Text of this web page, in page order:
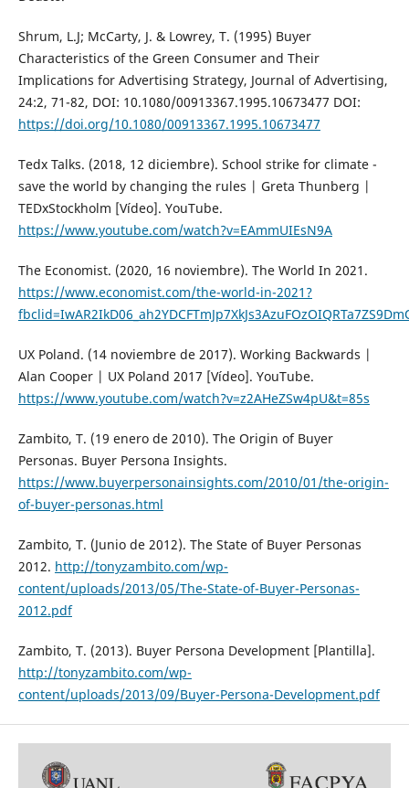
Shrum, L.J; McCarty, J. & Lowrey, T. (1995) Buyer
Characteristics of the Green Consumer and Their
Implications for Advertising Strategy, Journal of Advertising,
24:2, 71-82, DOI: 10.1080/00913367.1995.10673477 DOI:
https://doi.org/10.1080/00913367.1995.10673477
Tedx Talks. (2018, 12 diciembre). School strike for climate -
save the world by changing the rules | Greta Thunberg |
TEDxStockholm [Vídeo]. YouTube.
https://www.youtube.com/watch?v=EAmmUIEsN9A
The Economist. (2020, 16 noviembre). The World In 2021.
https://www.economist.com/the-world-in-2021?
UX Poland. (14 noviembre de 2017). Working Backwards |
Alan Cooper | UX Poland 2017 [Vídeo]. YouTube.
https://www.youtube.com/watch?v=z2AHeZSw4pU&t=85s
Zambito, T. (19 enero de 2010). The Origin of Buyer
Personas. Buyer Persona Insights.
https://www.buyerpersonainsights.com/2010/01/the-origin-
of-buyer-personas.html
Zambito, T. (Junio de 2012). The State of Buyer Personas
2012. http://tonyzambito.com/wp-
content/uploads/2013/05/The-State-of-Buyer-Personas-
2012.pdf
Zambito, T. (2013). Buyer Persona Development [Plantilla].
http://tonyzambito.com/wp-
content/uploads/2013/09/Buyer-Persona-Development.pdf